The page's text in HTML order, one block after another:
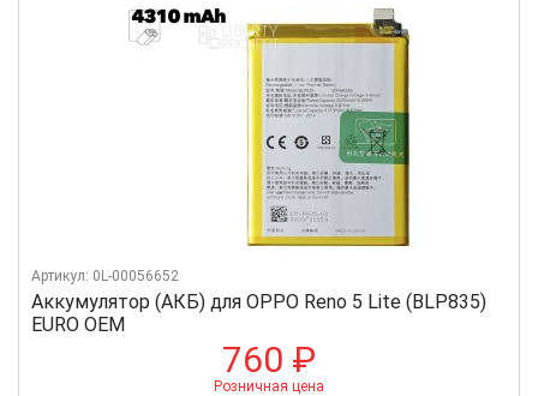
Аккумулятор (АКБ) для OPPO Reno 5 Lite (BLP835)
EURO OEM
Артикул: 0L-00056652
760 ₽
Розничная цена